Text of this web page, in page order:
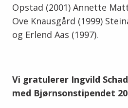
Opstad (2001) Annette
Ove Knausgård (1999)
og Erlend Aas (1997).
Vi gratulerer Ingvild
med Bjørnsonstipendet